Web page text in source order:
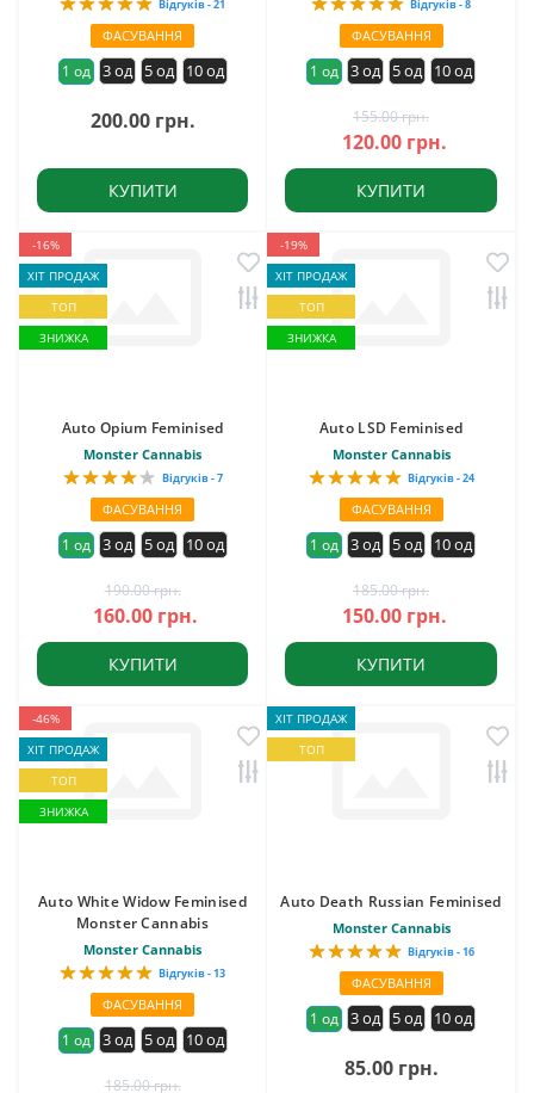
Відгуків - 21
ФАСУВАННЯ
1 од 3 од 5 од 10 од
200.00 грн.
КУПИТИ
Відгуків - 8
ФАСУВАННЯ
1 од 3 од 5 од 10 од
155.00 грн.
120.00 грн.
КУПИТИ
-16%
ХІТ ПРОДАЖ
ТОП
ЗНИЖКА
Auto Opium Feminised
Monster Cannabis
Відгуків - 7
ФАСУВАННЯ
1 од 3 од 5 од 10 од
190.00 грн.
160.00 грн.
КУПИТИ
-19%
ХІТ ПРОДАЖ
ТОП
ЗНИЖКА
Auto LSD Feminised
Monster Cannabis
Відгуків - 24
ФАСУВАННЯ
1 од 3 од 5 од 10 од
185.00 грн.
150.00 грн.
КУПИТИ
-46%
ХІТ ПРОДАЖ
ТОП
ЗНИЖКА
Auto White Widow Feminised
Monster Cannabis
Monster Cannabis
Відгуків - 13
ФАСУВАННЯ
1 од 3 од 5 од 10 од
185.00 грн.
ХІТ ПРОДАЖ
ТОП
Auto Death Russian Feminised
Monster Cannabis
Відгуків - 16
ФАСУВАННЯ
1 од 3 од 5 од 10 од
85.00 грн.